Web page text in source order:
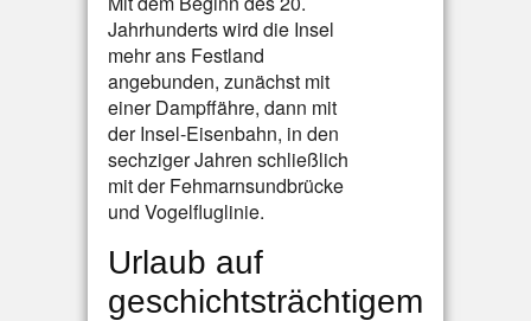
Jahrhunderts wird die Insel
mehr ans Festland
angebunden, zunächst mit
einer Dampffähre, dann mit
der Insel-Eisenbahn, in den
sechziger Jahren schließlich
mit der Fehmarnsundbrücke
und Vogelfluglinie.
Urlaub auf
geschichtsträchtigem